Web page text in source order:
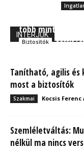
INTERJÚK
több mint ezer
Biztosítók Kocsis
Tanítható, agilis és
most a biztosítók
Szakmai Kocsis Ferenc
Szemléletváltás:
nélkül ma nincs